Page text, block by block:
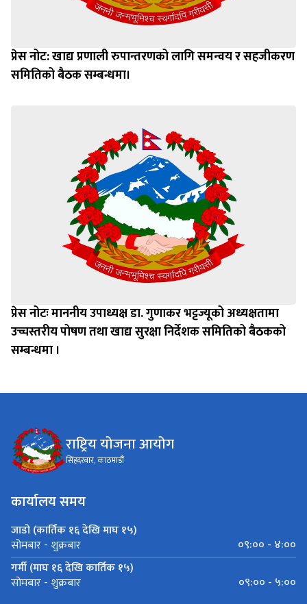
प्रेस नोट: खाद्य प्रणाली रुपान्तरणको लागि समन्वय र सहजीकरण
समितिको बैठक सम्बन्धमा।
प्रेस नोटः माननीय उपाध्यक्ष डा. गुणाकर भट्टज्यूको अध्यक्षतामा
उच्चस्तरीय पोषण तथा खाद्य सुरक्षा निर्देशक समितिको बैठकको
सम्बन्धमा ।
राष्ट्रिय योजना आयोग
सिंहदरबार, काठमाडौं
कार्यालय समय
जाडो (कार्तिक १६ देखि माघ १५)
सोमबार - शुक्रबार
०९:०० - ४:००
गर्मी (माघ १६ देखि कार्तिक १५)
सोमबार - शुक्रबार ०९:०० - ५:००